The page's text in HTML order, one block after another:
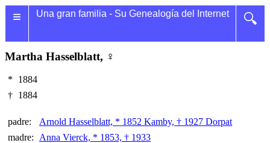
≡ 🔍
Una gran familia - Su Genealogía del Internet
Martha Hasselblatt, ♀
*
1884
† 1884
padre:
Arnold Hasselblatt, * 1852 Kamby, † 1927 Dorpat
madre:
Anna Vierck, * 1853, † 1933